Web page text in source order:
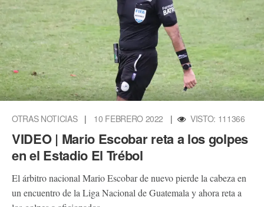
OTRAS NOTICIAS | 10 FEBRERO 2022 | VISTO: 111366
VIDEO | Mario Escobar reta a los golpes
en el Estadio El Trébol
El árbitro nacional Mario Escobar de nuevo pierde la cabeza en
un encuentro de la Liga Nacional de Guatemala y ahora reta a